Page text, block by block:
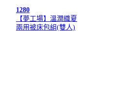
1280
【夢工場】溫潤織夏
兩用被床包組(雙人)